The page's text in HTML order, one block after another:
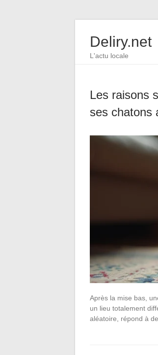
Deliry.net
L'actu locale
Les raisons
ses chatons
Après la mise bas,
un lieu totalement
aléatoire, répond à